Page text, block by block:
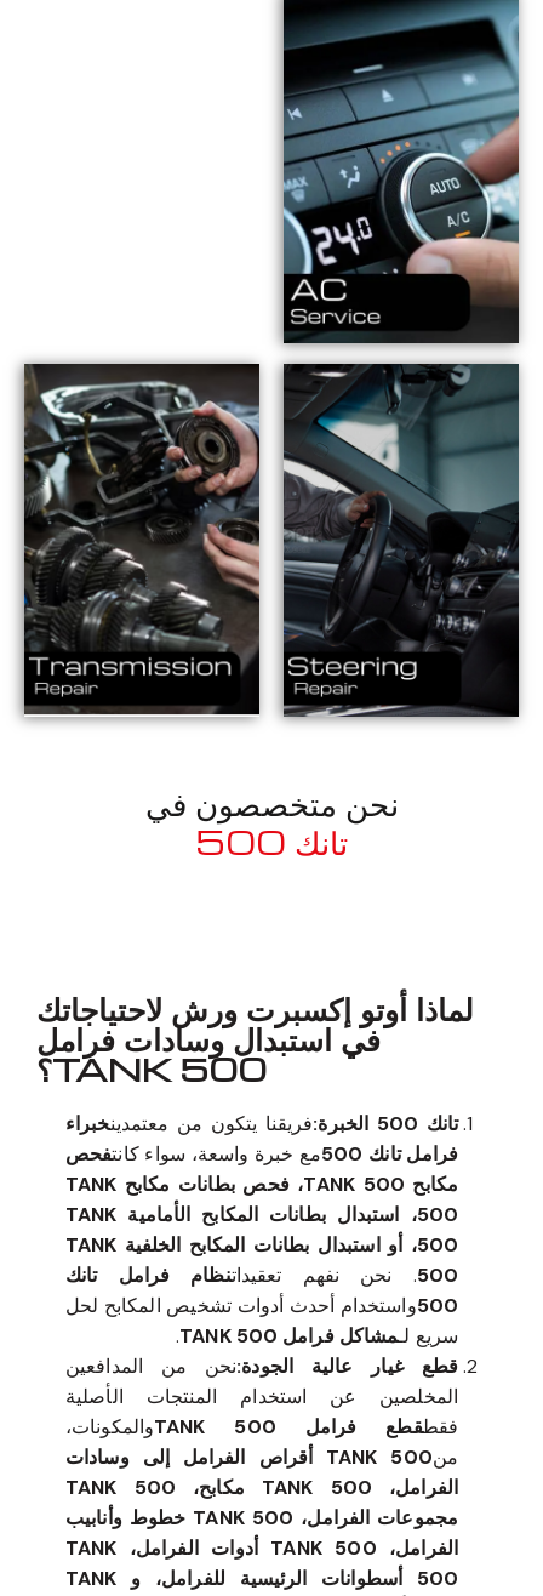
نحن متخصصون في
تانك 500
لماذا أوتو إكسبرت ورش لاحتياجاتك
في استبدال وسادات فرامل
TANK 500؟
تانك 500 الخبرة: فريقنا يتكون من معتمدينخبراء
فرامل تانك 500
مع خبرة واسعة، سواء كانتفحص
مكابح TANK 500، فحص بطانات مكابح TANK
500، استبدال بطانات المكابح الأمامية TANK
500، أو استبدال بطانات المكابح الخلفية TANK
500. نحن نفهم تعقيداتنظام فرامل تانك
500واستخدام أحدث أدوات تشخيص المكابح لحل
سريع لـمشاكل فرامل TANK 500
.
قطع غيار عالية الجودة:نحن من المدافعين
المخلصين عن استخدام المنتجات الأصلية
فقطقطع فرامل TANK 500
والمكونات،
من
TANK 500 أقراص الفرامل إلى وسادات
الفرامل، TANK 500 مكابح، TANK 500
مجموعات الفرامل، TANK 500 خطوط وأنابيب
الفرامل، TANK 500 أدوات الفرامل، TANK
500 أسطوانات الرئيسية للفرامل، و TANK